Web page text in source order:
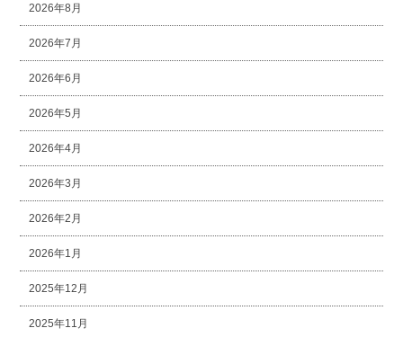
2026年8月
2026年7月
2026年6月
2026年5月
2026年4月
2026年3月
2026年2月
2026年1月
2025年12月
2025年11月